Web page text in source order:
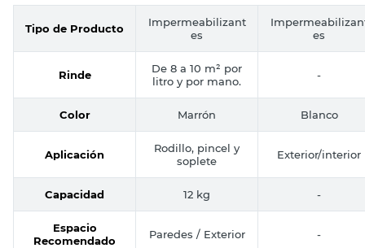
Tipo de Producto
Impermeabilizant
es
es
Rinde
De 8 a 10 m² por
litro y por mano.
-
Color Marrón Blanco
Aplicación
Rodillo, pincel y
soplete
Exterior/interior
Capacidad 12 kg -
Espacio
Recomendado
Paredes / Exterior -